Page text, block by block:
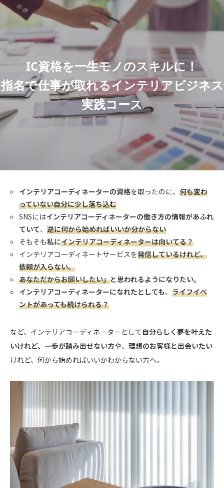
IC資格を一生モノのスキルに！
指名で仕事が取れるインテリアビジネス
実践コース
インテリアコーディネーターの資格を取ったのに、何も変わ
っていない自分に少し落ち込む
SNSにはインテリアコーディネーターの働き方の情報があふれ
ていて、逆に何から始めればいいか分からない
そもそも私にインテリアコーディネーターは向いてる？
インテリアコーディネートサービスを発信しているけれど、
依頼が入らない。
あなただからお願いしたい」と思われるようになりたい。
インテリアコーディネーターになれたとしても、ライフイベ
ントがあっても続けられる？
など、インテリアコーディネーターとして 自分らしく夢を叶えた
いけれど、一歩が踏み出せない方や、 理想のお客様と出会いたい
けれど、何から始めればいいかわからない方へ。